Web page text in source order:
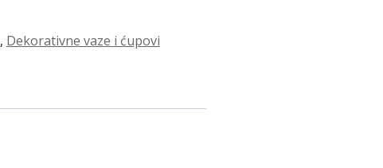
, Dekorativne vaze i ćupovi